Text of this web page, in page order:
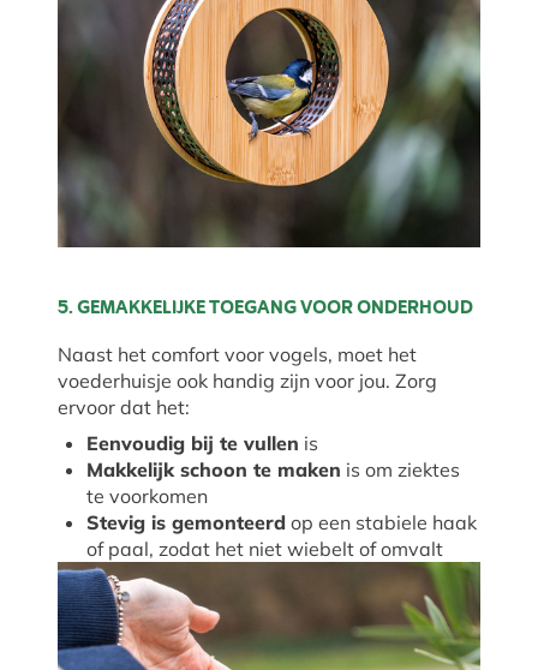
5. GEMAKKELIJKE TOEGANG VOOR ONDERHOUD
Naast het comfort voor vogels, moet het
voederhuisje ook handig zijn voor jou. Zorg
ervoor dat het:
Eenvoudig bij te vullen is
Makkelijk schoon te maken is om ziektes
te voorkomen
Stevig is gemonteerd op een stabiele haak
of paal, zodat het niet wiebelt of omvalt